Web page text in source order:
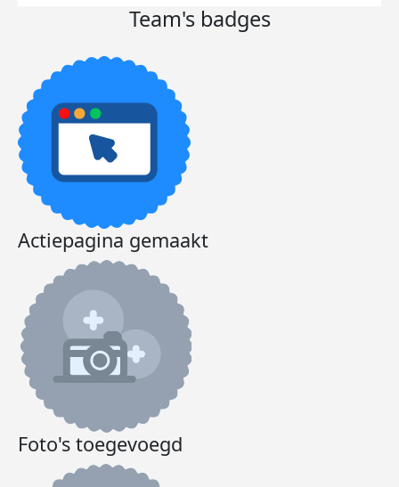
Team's badges
Actiepagina gemaakt
Foto's toegevoegd